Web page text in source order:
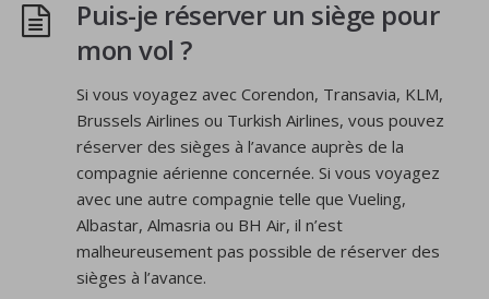
Puis-je réserver un siège pour
mon vol ?
Si vous voyagez avec Corendon, Transavia, KLM,
Brussels Airlines ou Turkish Airlines, vous pouvez
réserver des sièges à l’avance auprès de la
compagnie aérienne concernée. Si vous voyagez
avec une autre compagnie telle que Vueling,
Albastar, Almasria ou BH Air, il n’est
malheureusement pas possible de réserver des
sièges à l’avance.